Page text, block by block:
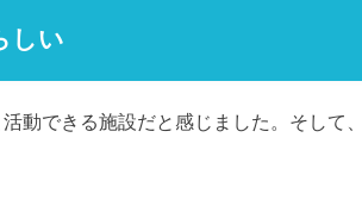
しい
動できる施設だと感じました。そして